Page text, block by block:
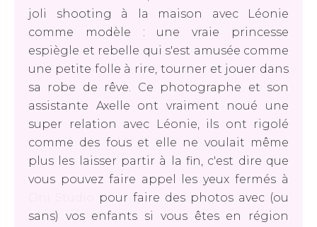
joli shooting à la maison avec Léonie
comme modèle : une vraie princesse
espiègle et rebelle qui s'est amusée comme
une petite folle à rire, tourner et jouer dans
sa robe de rêve. Ce photographe et son
assistante Axelle ont vraiment noué une
super relation avec Léonie, ils ont rigolé
comme des fous et elle ne voulait même
plus les laisser partir à la fin, c'est dire que
vous pouvez faire appel les yeux fermés à
pour faire des photos avec (ou
sans) vos enfants si vous êtes en région